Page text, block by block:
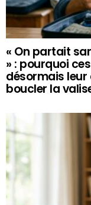
« On partait
» : pourquoi
désormais
boucler la